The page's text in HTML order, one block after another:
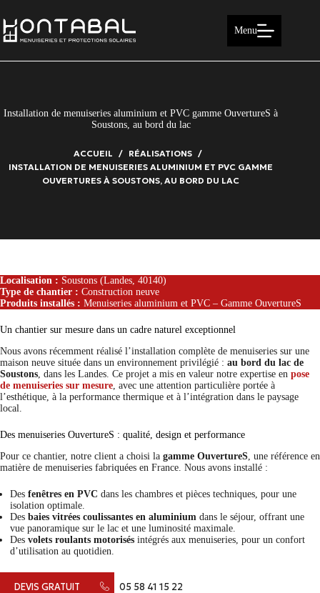
au
contenu
Menu
Installation de menuiseries aluminium et PVC gamme OuvertureS à
Soustons, au bord du lac
ACCUEIL
RÉALISATIONS
INSTALLATION DE MENUISERIES ALUMINIUM ET PVC GAMME
OUVERTURES À SOUSTONS, AU BORD DU LAC
Localisation : Soustons (Landes, 40140)
Type de chantier : Construction neuve
Produits installés : Menuiseries aluminium et PVC – Gamme OuvertureS
Un chantier sur mesure dans un cadre naturel exceptionnel
Nous avons récemment réalisé l’installation complète de menuiseries sur une
maison neuve située dans un environnement privilégié : au bord du lac de
Soustons, dans les Landes. Ce projet a mis en valeur notre expertise en pose
de menuiseries sur mesure, avec une attention particulière portée à
l’esthétique, à la performance thermique et à l’intégration dans le paysage
local.
Des menuiseries OuvertureS : qualité, design et performance
Pour ce chantier, notre client a choisi la gamme OuvertureS, une référence en
matière de menuiseries fabriquées en France. Nous avons installé :
Des fenêtres en PVC dans les chambres et pièces techniques, pour une
isolation optimale.
Des baies vitrées coulissantes en aluminium dans le séjour, offrant une
vue panoramique sur le lac et une luminosité maximale.
Des volets roulants motorisés intégrés aux menuiseries, pour un confort
d’utilisation au quotidien.
DEVIS GRATUIT
05 58 41 15 22